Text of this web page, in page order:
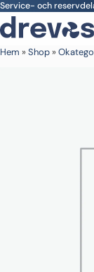
Skip to main
Service- och
Hem »Shop »